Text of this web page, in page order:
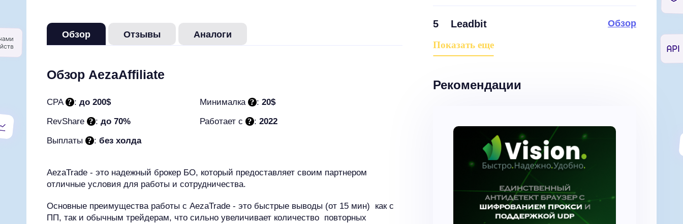
Обзор Отзывы Аналоги
Обзор AezaAffiliate
CPA : до 200$
RevShare
: до 70%
Выплаты
: без холда
Минималка : 20$
Работает c
: 2022
AezaTrade - это надежный брокер БО, который предоставляет своим партнером
отличные условия для работы и сотрудничества.
Основные преимущества работы с AezaTrade - это быстрые выводы (от 15 мин) как с
ПП, так и обычным трейдерам, что сильно увеличивает количество повторных
5 Leadbit Обзор
Показать еще
Рекомендации